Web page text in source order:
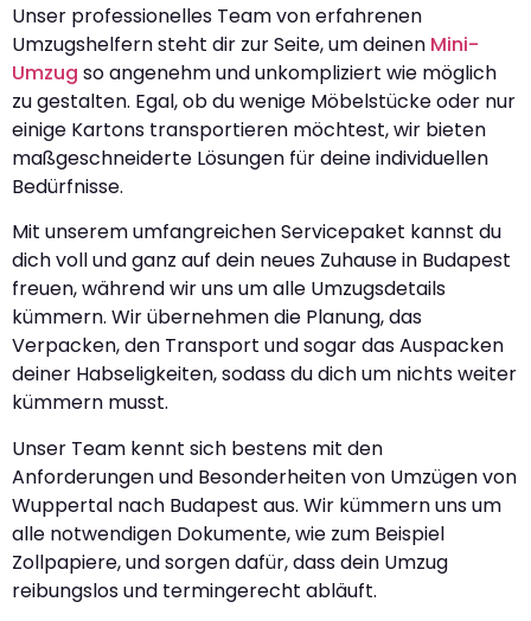
Unser professionelles Team von erfahrenen
Umzugshelfern steht dir zur Seite, um deinen Mini-
Umzug so angenehm und unkompliziert wie möglich
zu gestalten. Egal, ob du wenige Möbelstücke oder nur
einige Kartons transportieren möchtest, wir bieten
maßgeschneiderte Lösungen für deine individuellen
Bedürfnisse.
Mit unserem umfangreichen Servicepaket kannst du
dich voll und ganz auf dein neues Zuhause in Budapest
freuen, während wir uns um alle Umzugsdetails
kümmern. Wir übernehmen die Planung, das
Verpacken, den Transport und sogar das Auspacken
deiner Habseligkeiten, sodass du dich um nichts weiter
kümmern musst.
Unser Team kennt sich bestens mit den
Anforderungen und Besonderheiten von Umzügen von
Wuppertal nach Budapest aus. Wir kümmern uns um
alle notwendigen Dokumente, wie zum Beispiel
Zollpapiere, und sorgen dafür, dass dein Umzug
reibungslos und termingerecht abläuft.